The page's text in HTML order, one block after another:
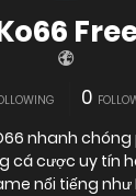
0
nhanh
cá cược uy tín
nổi tiếng như